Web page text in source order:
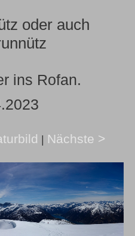
oder auch
ins Rofan.
| Nächste >